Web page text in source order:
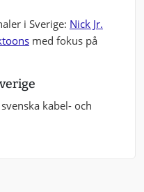
i Sverige: Nick Jr.
med fokus på
kabel- och